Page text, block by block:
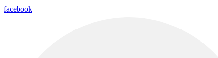
facebook